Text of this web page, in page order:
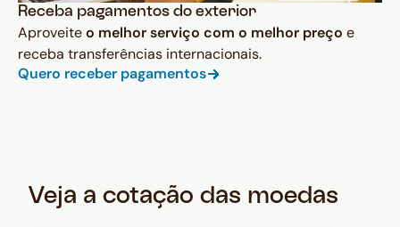
Receba pagamentos do exterior
Aproveiteo melhor serviço com o melhor preço e
receba transferências internacionais.
Quero receber pagamentos
Veja a cotação das moedas